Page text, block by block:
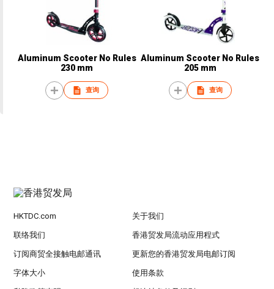
Aluminum Scooter No Rules
230 mm
查询
Aluminum Scooter No Rules
205 mm
查询
HKTDC.com 关于我们
联络我们 香港贸发局流动应用程式
订阅商贸全接触电邮通讯 更新您的香港贸发局电邮订阅
字体大小 使用条款